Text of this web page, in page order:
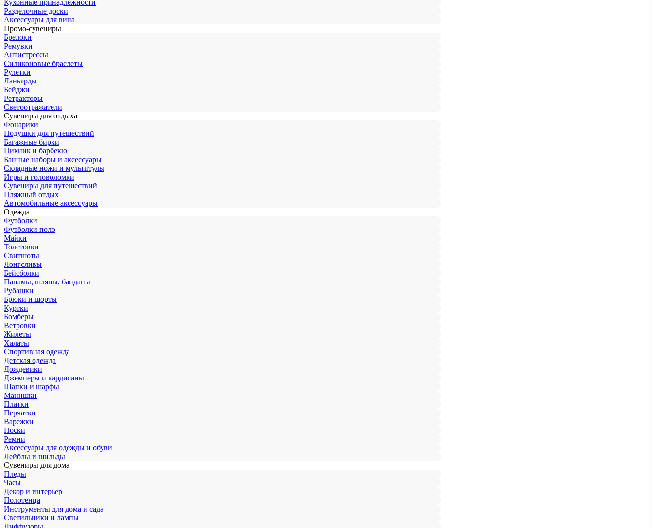
Кухонные принадлежности
Разделочные доски
Аксессуары для вина
Промо-сувениры
Брелоки
Ремувки
Антистрессы
Силиконовые браслеты
Рулетки
Ланьярды
Бейджи
Ретракторы
Светоотражатели
Сувениры для отдыха
Фонарики
Подушки для путешествий
Багажные бирки
Пикник и барбекю
Банные наборы и аксессуары
Складные ножи и мультитулы
Игры и головоломки
Сувениры для путешествий
Пляжный отдых
Автомобильные аксессуары
Одежда
Футболки
Футболки поло
Майки
Толстовки
Свитшоты
Лонгсливы
Бейсболки
Панамы, шляпы, банданы
Рубашки
Брюки и шорты
Куртки
Бомберы
Ветровки
Жилеты
Халаты
Спортивная одежда
Детская одежда
Дождевики
Джемперы и кардиганы
Шапки и шарфы
Манишки
Платки
Перчатки
Варежки
Носки
Ремни
Аксессуары для одежды и обуви
Лейблы и шильды
Сувениры для дома
Пледы
Часы
Декор и интерьер
Полотенца
Инструменты для дома и сада
Светильники и лампы
Диффузоры